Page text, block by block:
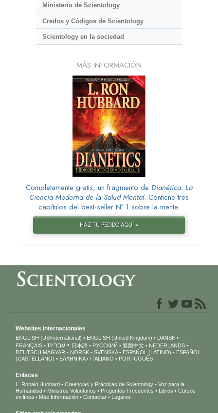
Ministerio de Scientology
Credos y Códigos de Scientology
Scientology en la sociedad
MÁS INFORMACIÓN
Completamente gratis, un fragmento de Dianética: La
Ciencia Moderna de la Salud Mental. Contiene tres
capítulos del best-seller Nº 1 sobre la mente.
HAZ TU PEDIDO AQUÍ »
Websites Internacionales
ENGLISH (US/International) ENGLISH (United Kingdom)
DANSK
FRANÇAIS
עברית 日本語 РУССКИЙ 繁體中文
NEDERLANDS
DEUTSCH MAGYAR NORSK SVENSKA ESPAÑOL (LATINO)
ESPAÑOL
(CASTELLANO)
ΕΛΛΗΝΙΚA ITALIANO PORTUGUÊS
Enlaces
L. Ronald Hubbard Creencias y Prácticas de Scientology
Voz para la
Humanidad
Ministros Voluntarios Preguntas Frecuentes Libros
Cursos
en línea
Más Información Contactar Lugares